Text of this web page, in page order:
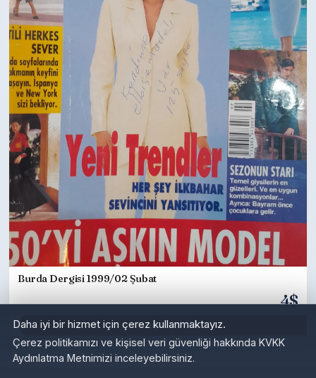
Burda Dergisi 1999/02 Şubat
4$
Sepete Ekle
Daha iyi bir hizmet için çerez kullanmaktayız.
Çerez politikamızı ve kişisel veri güvenliği hakkında KVKK
Aydınlatma Metnimizi inceleyebilirsiniz.